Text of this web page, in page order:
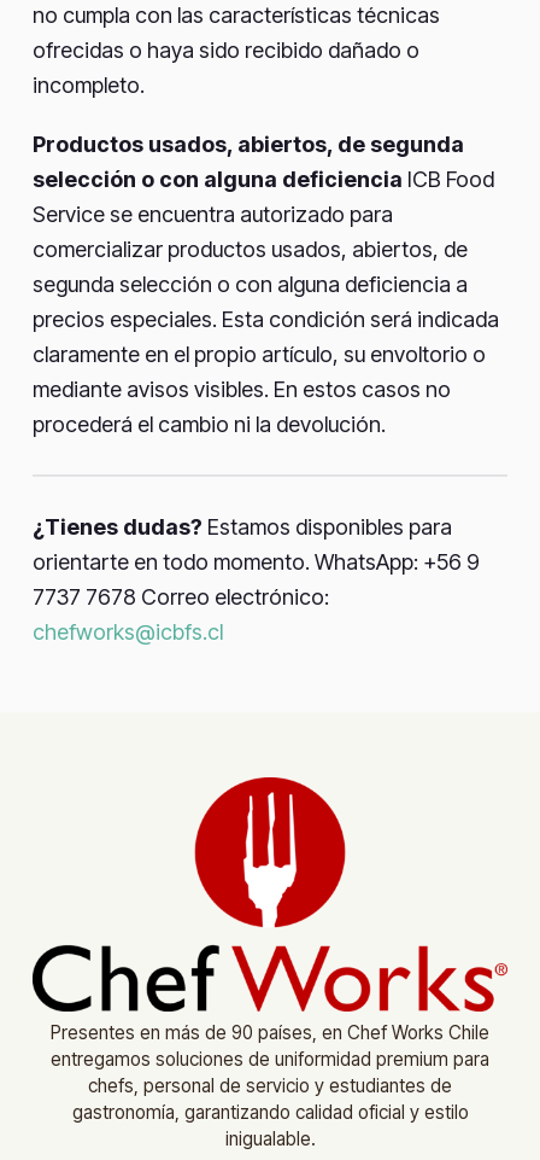
no cumpla con las características técnicas
ofrecidas o haya sido recibido dañado o
incompleto.
Productos usados, abiertos, de segunda
selección o con alguna deficiencia ICB Food
Service se encuentra autorizado para
comercializar productos usados, abiertos, de
segunda selección o con alguna deficiencia a
precios especiales. Esta condición será indicada
claramente en el propio artículo, su envoltorio o
mediante avisos visibles. En estos casos no
procederá el cambio ni la devolución.
¿Tienes dudas? Estamos disponibles para
orientarte en todo momento. WhatsApp: +56 9
7737 7678 Correo electrónico:
chefworks@icbfs.cl
Presentes en más de 90 países, en Chef Works Chile
entregamos soluciones de uniformidad premium para
chefs, personal de servicio y estudiantes de
gastronomía, garantizando calidad oficial y estilo
inigualable.